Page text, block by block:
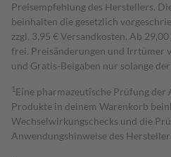
Preisempfehlung des Herstellers.
beinhalten die gesetzlich
zzgl. 3,95 € Versandkosten. Ab
frei. Preisänderungen und Irrtümer
und Gratis-Beigaben nur solange
1 Eine pharmazeutische Prüfung
Produkte in deinem Warenkorb
Wechselwirkungschecks und die
Anwendungshinweise des